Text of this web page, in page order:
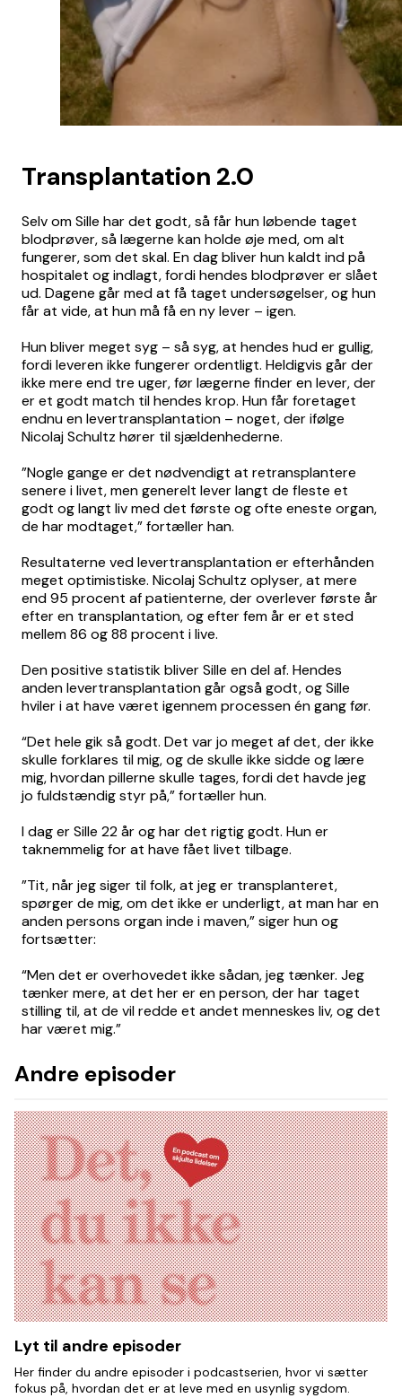
Transplantation 2.0
Selv om Sille har det godt, så får hun løbende taget
blodprøver, så lægerne kan holde øje med, om alt
fungerer, som det skal. En dag bliver hun kaldt ind på
hospitalet og indlagt, fordi hendes blodprøver er slået
ud. Dagene går med at få taget undersøgelser, og hun
får at vide, at hun må få en ny lever – igen.
Hun bliver meget syg – så syg, at hendes hud er gullig,
fordi leveren ikke fungerer ordentligt. Heldigvis går der
ikke mere end tre uger, før lægerne finder en lever, der
er et godt match til hendes krop. Hun får foretaget
endnu en levertransplantation – noget, der ifølge
Nicolaj Schultz hører til sjældenhederne.
”Nogle gange er det nødvendigt at retransplantere
senere i livet, men generelt lever langt de fleste et
godt og langt liv med det første og ofte eneste organ,
de har modtaget,” fortæller han.
Resultaterne ved levertransplantation er efterhånden
meget optimistiske. Nicolaj Schultz oplyser, at mere
end 95 procent af patienterne, der overlever første år
efter en transplantation, og efter fem år er et sted
mellem 86 og 88 procent i live.
Den positive statistik bliver Sille en del af. Hendes
anden levertransplantation går også godt, og Sille
hviler i at have været igennem processen én gang før.
“Det hele gik så godt. Det var jo meget af det, der ikke
skulle forklares til mig, og de skulle ikke sidde og lære
mig, hvordan pillerne skulle tages, fordi det havde jeg
jo fuldstændig styr på,” fortæller hun.
I dag er Sille 22 år og har det rigtig godt. Hun er
taknemmelig for at have fået livet tilbage.
”Tit, når jeg siger til folk, at jeg er transplanteret,
spørger de mig, om det ikke er underligt, at man har en
anden persons organ inde i maven,” siger hun og
fortsætter:
“Men det er overhovedet ikke sådan, jeg tænker. Jeg
tænker mere, at det her er en person, der har taget
stilling til, at de vil redde et andet menneskes liv, og det
har været mig.”
Andre episoder
Lyt til andre episoder
Her finder du andre episoder i podcastserien, hvor vi sætter
fokus på, hvordan det er at leve med en usynlig sygdom.